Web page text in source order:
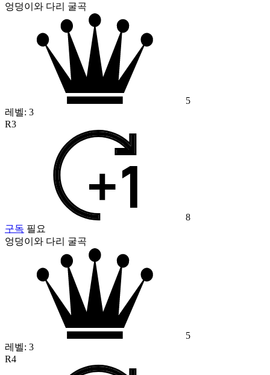
엉덩이와 다리 굴곡
5
레벨: 3
R3
8
구독 필요
엉덩이와 다리 굴곡
5
레벨: 3
R4